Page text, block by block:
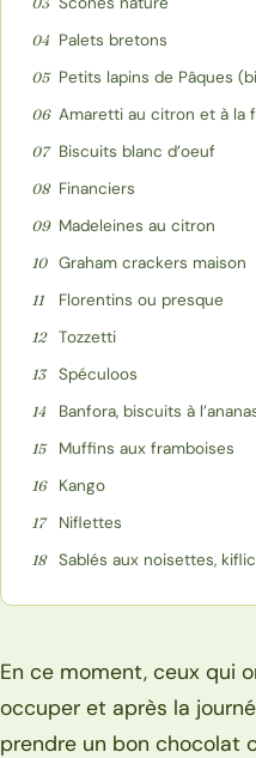
04 Palets bretons
05 Petits lapins de Pâques
06 Amaretti au citron et à la
07 Biscuits blanc d’oeuf
08 Financiers
09 Madeleines au citron
10 Graham crackers maison
11 Florentins ou presque
12 Tozzetti
13 Spéculoos
14 Banfora, biscuits à
15 Muffins aux framboises
16 Kango
17 Niflettes
18 Sablés aux noisettes,
En ce moment, ceux qui
occuper et après la
prendre un bon chocolat